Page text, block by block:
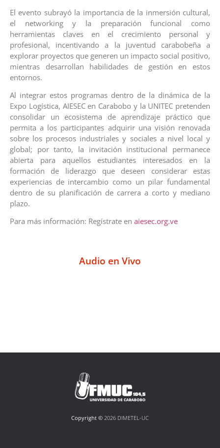
El evento subrayó la importancia de la inmersión cultural,
el networking y la preparación funcional como
herramientas claves en el crecimiento personal y
profesional, incentivando a la juventud carabobeña a
explorar proyectos que generen un impacto social positivo,
mientras desarrollan habilidades de gestión en estos
entornos.
Al integrar estos programas dentro de la dinámica de la
Expo Logística, AIESEC en Carabobo y la UNITEC pretenden
consolidar un ecosistema de aprendizaje práctico que
permita a los participantes adquirir una visión renovada
sobre los procesos industriales y sociales a nivel local y
global; por tanto, la invitación institucional permanece
abierta para aquellos estudiantes interesados en la
formación de liderazgo que deseen considerar estas
experiencias de intercambio como un pilar fundamental
dentro de su planificación de carrera a corto y mediano
plazo.
Para más información: Regístrate en aiesec.org.ve
Audio en Vivo
Copyright © 2026 DIMETEL-UC